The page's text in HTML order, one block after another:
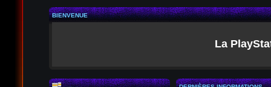
BIENVENUE
La